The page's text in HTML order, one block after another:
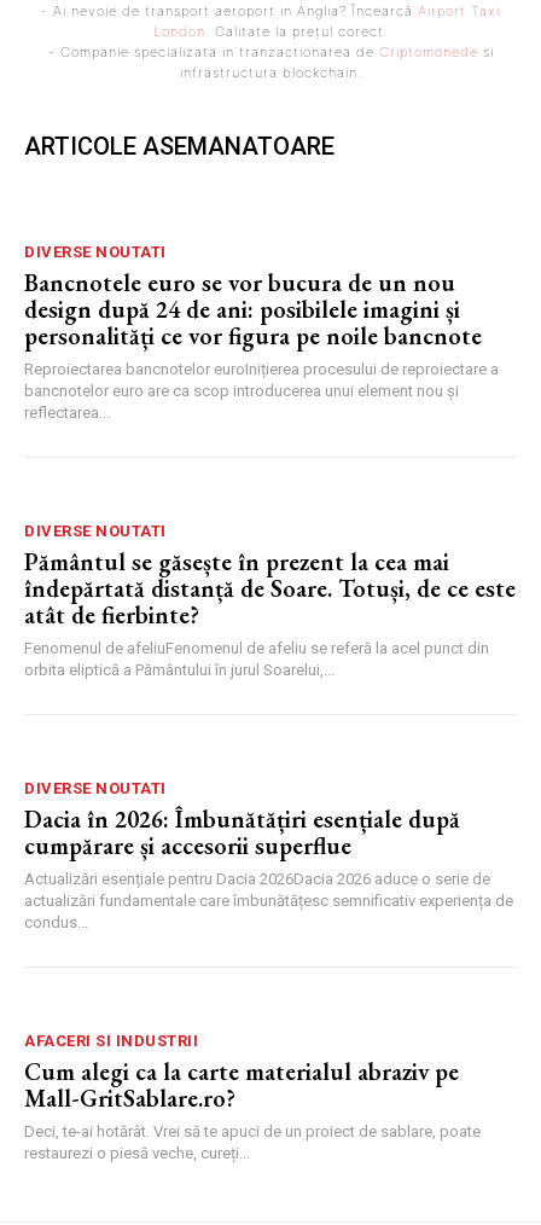
- Ai nevoie de transport aeroport in Anglia? Încearcă Airport Taxi
London . Calitate la prețul corect.
- Companie specializata in tranzactionarea de Criptomonede si
infrastructura blockchain.
ARTICOLE ASEMANATOARE
DIVERSE NOUTATI
Bancnotele euro se vor bucura de un nou
design după 24 de ani: posibilele imagini și
personalități ce vor figura pe noile bancnote
Reproiectarea bancnotelor euroInițierea procesului de reproiectare a
bancnotelor euro are ca scop introducerea unui element nou și
reflectarea...
DIVERSE NOUTATI
Pământul se găsește în prezent la cea mai
îndepărtată distanță de Soare. Totuși, de ce este
atât de fierbinte?
Fenomenul de afeliuFenomenul de afeliu se referă la acel punct din
orbita eliptică a Pământului în jurul Soarelui,...
DIVERSE NOUTATI
Dacia în 2026: Îmbunătățiri esențiale după
cumpărare și accesorii superflue
Actualizări esențiale pentru Dacia 2026Dacia 2026 aduce o serie de
actualizări fundamentale care îmbunătățesc semnificativ experiența de
condus...
AFACERI SI INDUSTRII
Cum alegi ca la carte materialul abraziv pe
Mall-GritSablare.ro?
Deci, te-ai hotărât. Vrei să te apuci de un proiect de sablare, poate
restaurezi o piesă veche, cureți...